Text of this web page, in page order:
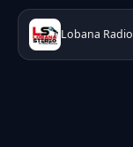
Lobana Radio